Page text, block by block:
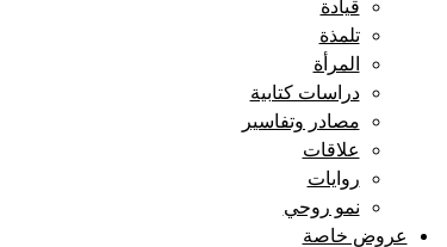
قيادة
تلمذة
المرأة
دراسات كتابية
مصادر وتفاسير
علاقات
روايات
نمو روحي
عروض خاصة